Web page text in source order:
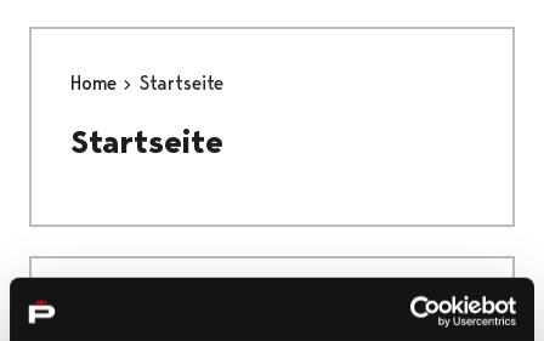
Home Startseite
Startseite
Sich einquartieren und genießen